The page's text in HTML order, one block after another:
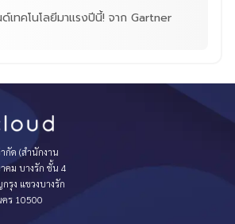
ด์เทคโนโลยีมาแรงปีนี้! จาก Gartner
กัด (สำนักงาน
คม บางรัก ชั้น 4
รุง แขวงบางรัก
คร 10500